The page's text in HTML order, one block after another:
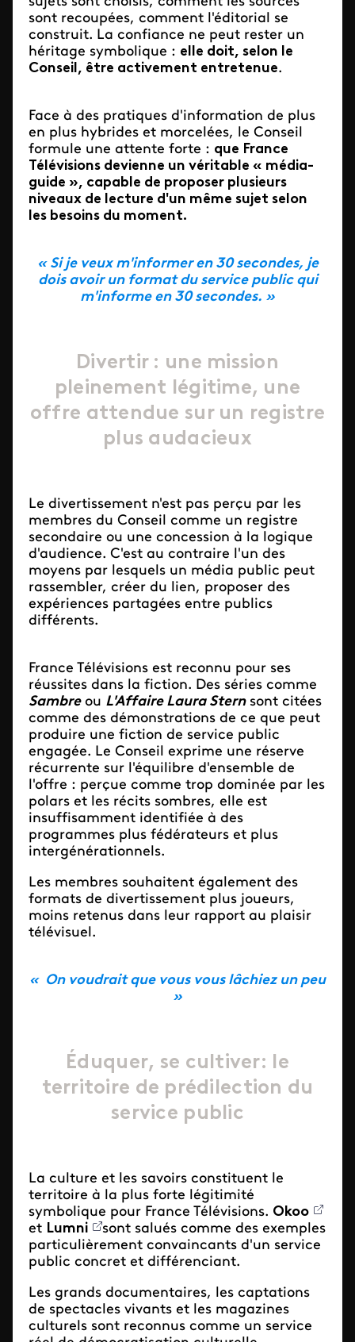
sont recoupées, comment l'éditorial se
construit. La confiance ne peut rester un
héritage symbolique : elle doit, selon le
Conseil, être activement entretenue.
Face à des pratiques d'information de plus
en plus hybrides et morcelées, le Conseil
formule une attente forte : que France
Télévisions devienne un véritable « média-
guide », capable de proposer plusieurs
niveaux de lecture d'un même sujet selon
les besoins du moment.
« Si je veux m'informer en 30 secondes, je
dois avoir un format du service public qui
m'informe en 30 secondes. »
Divertir : une mission
pleinement légitime, une
offre attendue sur un registre
plus audacieux
Le divertissement n'est pas perçu par les
membres du Conseil comme un registre
secondaire ou une concession à la logique
d'audience. C'est au contraire l'un des
moyens par lesquels un média public peut
rassembler, créer du lien, proposer des
expériences partagées entre publics
différents.
France Télévisions est reconnu pour ses
réussites dans la fiction. Des séries comme
Sambreou L'Affaire Laura Sternsont citées
comme des démonstrations de ce que peut
produire une fiction de service public
engagée. Le Conseil exprime une réserve
récurrente sur l'équilibre d'ensemble de
l'offre : perçue comme trop dominée par les
polars et les récits sombres, elle est
insuffisamment identifiée à des
programmes plus fédérateurs et plus
intergénérationnels.
Les membres souhaitent également des
formats de divertissement plus joueurs,
moins retenus dans leur rapport au plaisir
télévisuel.
« On voudrait que vous vous lâchiez un peu
»
Éduquer, se cultiver: le
territoire de prédilection du
service public
La culture et les savoirs constituent le
territoire à la plus forte légitimité
symbolique pour France Télévisions. Okoo
et Lumni
sont salués comme des exemples
particulièrement convaincants d'un service
public concret et différenciant.
Les grands documentaires, les captations
de spectacles vivants et les magazines
culturels sont reconnus comme un service